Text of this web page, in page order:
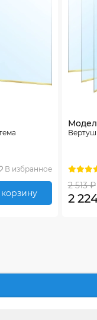
В избранное
2 513 ₽
2